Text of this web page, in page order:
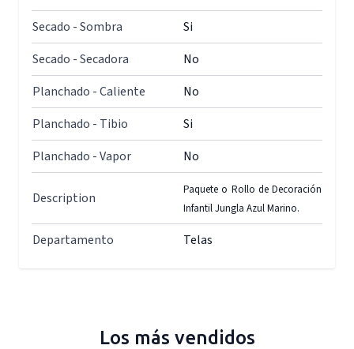
Secado - Sombra
Si
Secado - Secadora
No
Planchado - Caliente
No
Planchado - Tibio
Si
Planchado - Vapor
No
Description
Paquete o Rollo de Decoración
Infantil Jungla Azul Marino.
Departamento Telas
Los más vendidos